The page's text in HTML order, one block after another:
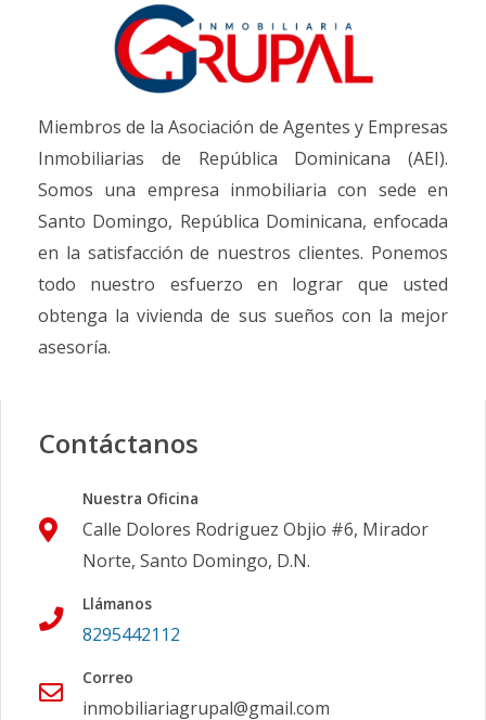
Miembros de la Asociación de Agentes y Empresas
Inmobiliarias de República Dominicana (AEI).
Somos una empresa inmobiliaria con sede en
Santo Domingo, República Dominicana, enfocada
en la satisfacción de nuestros clientes. Ponemos
todo nuestro esfuerzo en lograr que usted
obtenga la vivienda de sus sueños con la mejor
asesoría.
Contáctanos
Nuestra Oficina
Calle Dolores Rodriguez Objio #6, Mirador
Norte, Santo Domingo, D.N.
Llámanos
8295442112
Correo
inmobiliariagrupal@gmail.com